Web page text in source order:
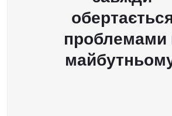
проблемами